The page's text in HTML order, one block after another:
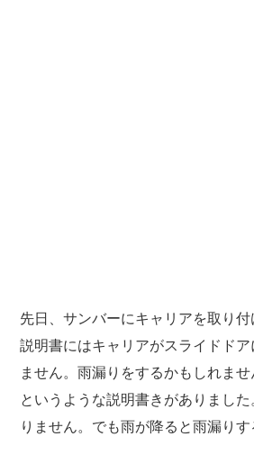
先日、サンバーにキャリアを取り付
説明書にはキャリアがスライドド
ません。雨漏りをするかもしれませ
というような説明書きがありまし
りません。でも雨が降ると雨漏りす